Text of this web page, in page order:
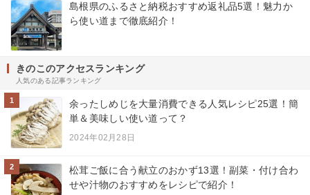
島根県のふるさと納税おすすめ返礼品5選！魅力か
ら使い道まで徹底紹介！
きのこのアクセスランキング
人気のある記事ランキング
1
余ったしめじを大量消費できる人気レシピ25選！簡
単＆美味しい使い道って？
2024年02月28日
2
松茸ご飯に合う献立のおかず13選！副菜・付け合わ
せや汁物のおすすめをレシピで紹介！